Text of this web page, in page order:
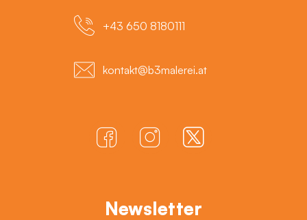
‭+43 650 8180111‬
kontakt@b3malerei.at
Newsletter